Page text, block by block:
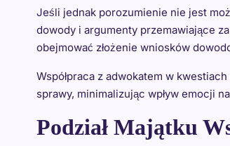
Jeśli jednak porozumienie nie jest
dowody i argumenty przemawiające
obejmować złożenie wniosków
Współpraca z adwokatem w
sprawy, minimalizując wpływ emocji
Podział Majątku